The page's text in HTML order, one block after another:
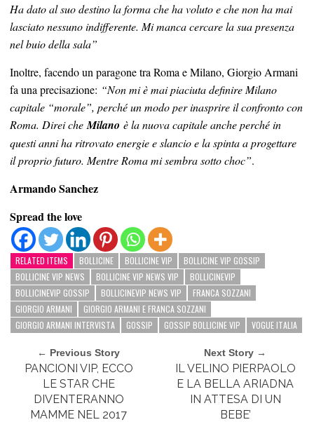
Ha dato al suo destino la forma che ha voluto e che non ha mai
lasciato nessuno indifferente. Mi manca cercare la sua presenza
nel buio della sala”
Inoltre, facendo un paragone tra Roma e Milano, Giorgio Armani
fa una precisazione: “Non mi è mai piaciuta definire Milano
capitale “morale”, perché un modo per inasprire il confronto con
Roma. Direi che Milano è la nuova capitale anche perché in
questi anni ha ritrovato energie e slancio e la spinta a progettare
il proprio futuro. Mentre Roma mi sembra sotto choc”.
Armando Sanchez
Spread the love
RELATED ITEMS BOLLICINE BOLLICINE VIP
BOLLICINE VIP GOSSIP
BOLLICINE VIP NEWS
BOLLICINE VIP NEWS VIP
BOLLICINEVIP
BOLLICINEVIP GOSSIP
BOLLICINEVIP NEWS VIP
FRANCA SOZZANI
GIORGIO ARMANI
GIORGIO ARMANI E FRANCA SOZZANI
GIORGIO ARMANI INTERVISTA
GOSSIP GOSSIP BOLLICINE VIP VOGUE ITALIA
← Previous Story
PANCIONI VIP, ECCO
LE STAR CHE
DIVENTERANNO
MAMME NEL 2017
Next Story →
IL VELINO PIERPAOLO
E LA BELLA ARIADNA
IN ATTESA DI UN
BEBE’